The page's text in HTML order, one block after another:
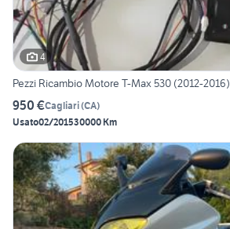
4
Pezzi Ricambio Motore T-Max 530 (2012-2016)
950 €Cagliari(CA)
Usato02/201530000 Km